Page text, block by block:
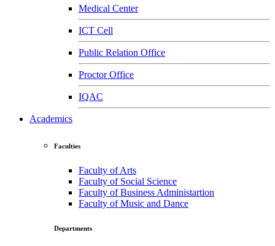
Medical Center
ICT Cell
Public Relation Office
Proctor Office
IQAC
Academics
Faculties
Faculty of Arts
Faculty of Social Science
Faculty of Business Administartion
Faculty of Music and Dance
Departments